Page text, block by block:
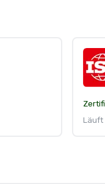
Läuft